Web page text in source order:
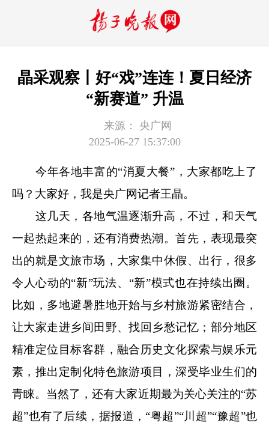
晶采观察丨好“戏”连连！夏日经济
“新赛道” 升温
来源：
央广网
2025-06-27 15:37:00
今年各地丰富的“消夏大餐”，大家都吃上了
吗？大家好，我是央广网记者王晶。
这几天，各地气温逐渐升高，不过，和天气
一起热起来的，还有消费热潮。首先，表现最突
出的就是文旅市场，大家集中休假、出行，很多
令人心动的“新”玩法、“新”模式也在持续出圈。
比如，多地避暑胜地开始与乡村旅游紧密结合，
让大家走进乡间田野、找回乡愁记忆；部分地区
精准定位目标客群，融合历史文化探索与娱乐元
素，推出定制化特色旅游项目，深受毕业生们的
青睐。当然了，还有大家近期最为关心关注的“苏
超”也有了后续，据报道，“粤超”“川超”“豫超”也